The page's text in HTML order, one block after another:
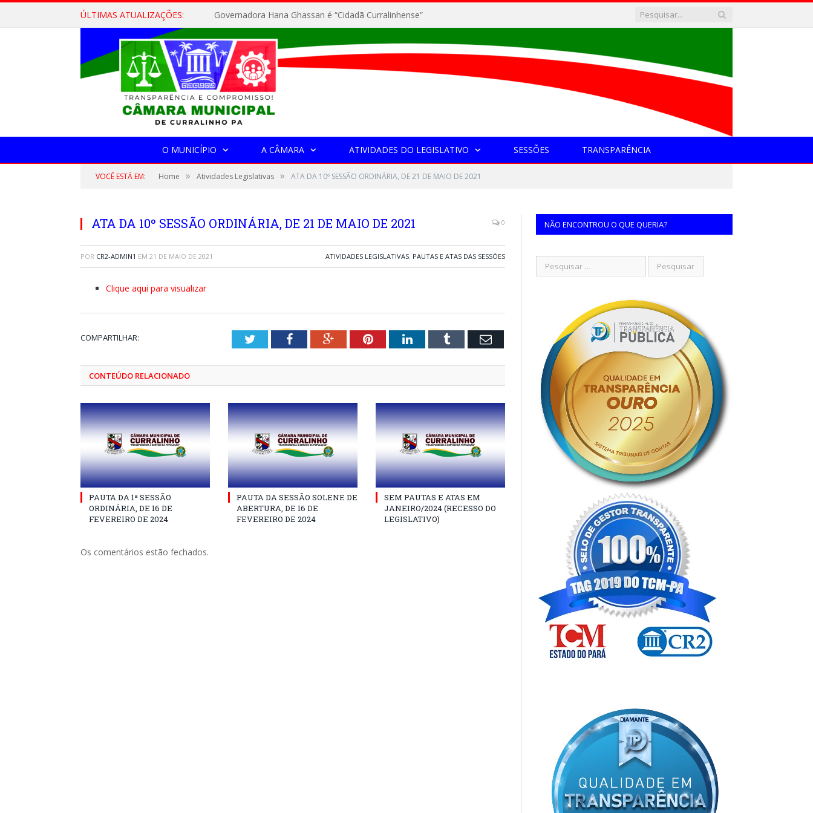
ÚLTIMAS ATUALIZAÇÕES: Governadora Hana Ghassan é “Cidadã Curralinhense”
O MUNICÍPIO A CÂMARA ATIVIDADES DO LEGISLATIVO SESSÕES TRANSPARÊNCIA
VOCÊ ESTÁ EM: Home » Atividades Legislativas » ATA DA 10º SESSÃO ORDINÁRIA, DE 21 DE MAIO DE 2021
ATA DA 10º SESSÃO ORDINÁRIA, DE 21 DE MAIO DE 2021 0
POR CR2-ADMIN1 EM 21 DE MAIO DE 2021 ATIVIDADES LEGISLATIVAS, PAUTAS E ATAS DAS SESSÕES
Clique aqui para visualizar
COMPARTILHAR: TwitterFacebookGoogle+PinterestLinkedInTumblr Email
CONTEÚDO RELACIONADO
PAUTA DA 1ª SESSÃO
ORDINÁRIA, DE 16 DE
FEVEREIRO DE 2024
PAUTA DA SESSÃO SOLENE DE
ABERTURA, DE 16 DE
FEVEREIRO DE 2024
SEM PAUTAS E ATAS EM
JANEIRO/2024 (RECESSO DO
LEGISLATIVO)
Os comentários estão fechados.
NÃO ENCONTROU O QUE QUERIA?